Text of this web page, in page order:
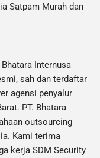
Satpam Murah dan
Bhatara Internusa
sah dan terdaftar
agensi penyalur
PT. Bhatara
outsourcing
Kami terima
kerja SDM Security